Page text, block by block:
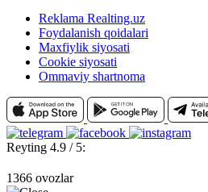
Reklama Realting.uz
Foydalanish qoidalari
Maxfiylik siyosati
Cookie siyosati
Ommaviy shartnoma
Reyting 4.9 / 5:
1366 ovozlar